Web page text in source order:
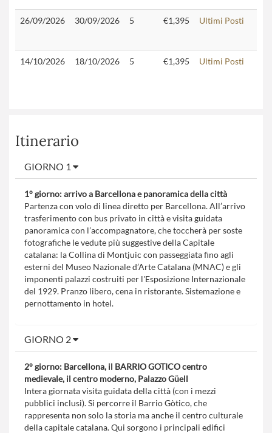
26/09/2026 30/09/2026 5 €1,395 Ultimi Posti
14/10/2026 18/10/2026 5 €1,395 Ultimi Posti
Itinerario
GIORNO 1
1° giorno: arrivo a Barcellona e panoramica della città
Partenza con volo di linea diretto per Barcellona. All’arrivo
trasferimento con bus privato in città e visita guidata
panoramica con l’accompagnatore, che toccherà per soste
fotografiche le vedute più suggestive della Capitale
catalana: la Collina di Montjuic con passeggiata fino agli
esterni del Museo Nazionale d’Arte Catalana (MNAC) e gli
imponenti palazzi costruiti per l'Esposizione Internazionale
del 1929. Pranzo libero, cena in ristorante. Sistemazione e
pernottamento in hotel.
GIORNO 2
2° giorno: Barcellona, il BARRIO GOTICO centro
medievale, il centro moderno, Palazzo Güell
Intera giornata visita guidata della città (con i mezzi
pubblici inclusi). Si percorre il Barrio Gòtico, che
rappresenta non solo la storia ma anche il centro culturale
della capitale catalana. Qui sorgono i principali edifici